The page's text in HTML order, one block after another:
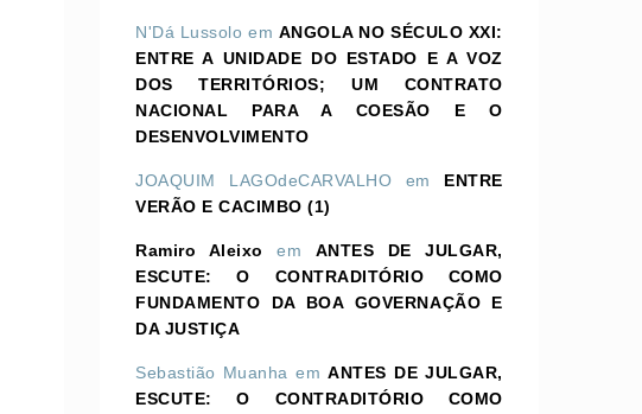
N'Dá Lussolo em ANGOLA NO SÉCULO XXI:
ENTRE A UNIDADE DO ESTADO E A VOZ
DOS TERRITÓRIOS; UM CONTRATO
NACIONAL PARA A COESÃO E O
DESENVOLVIMENTO
JOAQUIM LAGOdeCARVALHO em ENTRE
VERÃO E CACIMBO (1)
Ramiro Aleixo em ANTES DE JULGAR,
ESCUTE: O CONTRADITÓRIO COMO
FUNDAMENTO DA BOA GOVERNAÇÃO E
DA JUSTIÇA
Sebastião Muanha emANTES DE JULGAR,
ESCUTE: O CONTRADITÓRIO COMO